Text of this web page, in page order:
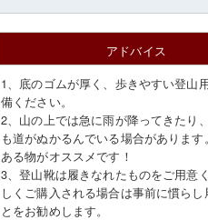
アドバイス
1、底のゴムが厚く、歩きやすい登山
備ください。
2、山の上では急に雨が降ってきたり
も道がぬかるんでいる場合がありま
ある物がオススメです！
3、登山靴は履きなれたものをご用意
しくご購入される場合は事前に慣ら
とをお勧めします。